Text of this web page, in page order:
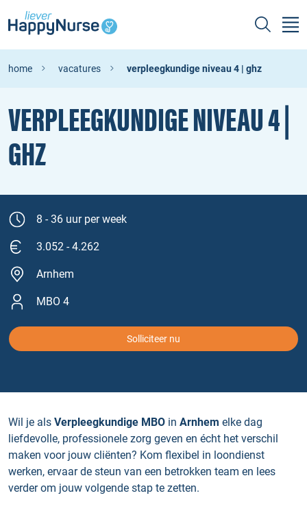
home vacatures verpleegkundige niveau 4 | ghz
VERPLEEGKUNDIGE NIVEAU 4 |
GHZ
8 - 36 uur per week
3.052 - 4.262
Arnhem
MBO 4
Solliciteer nu
Wil je als Verpleegkundige MBO in Arnhem elke dag
liefdevolle, professionele zorg geven en écht het verschil
maken voor jouw cliënten? Kom flexibel in loondienst
werken, ervaar de steun van een betrokken team en lees
verder om jouw volgende stap te zetten.